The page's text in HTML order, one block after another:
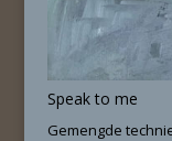
Speak to me
Gemengde